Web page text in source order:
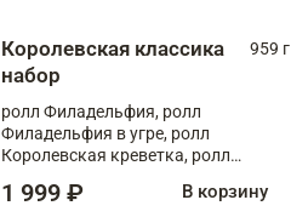
Королевская классика
набор
959 г
ролл Филадельфия, ролл
Филадельфия в угре, ролл
Королевская креветка, ролл
1 999 ₽ В корзину